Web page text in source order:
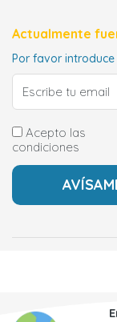
Actualmente
Por favor
Acepto las
condiciones